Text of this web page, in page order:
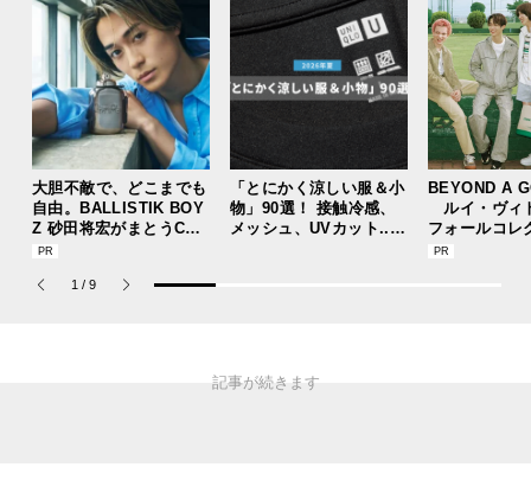
大胆不敵で、どこまでも
自由。BALLISTIK BOY
Z 砂田将宏がまとうCOA
CHの新作フレグランス
ナム パルファム」
「とにかく涼しい服＆小
物」90選！ 接触冷感、
メッシュ、UVカット...
BEYOND A
ルイ・ヴィ
フォールコレ
描くプレッピ
1 / 9